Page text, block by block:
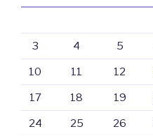
3 4 5
10 11 12
17 18 19
24 25 26